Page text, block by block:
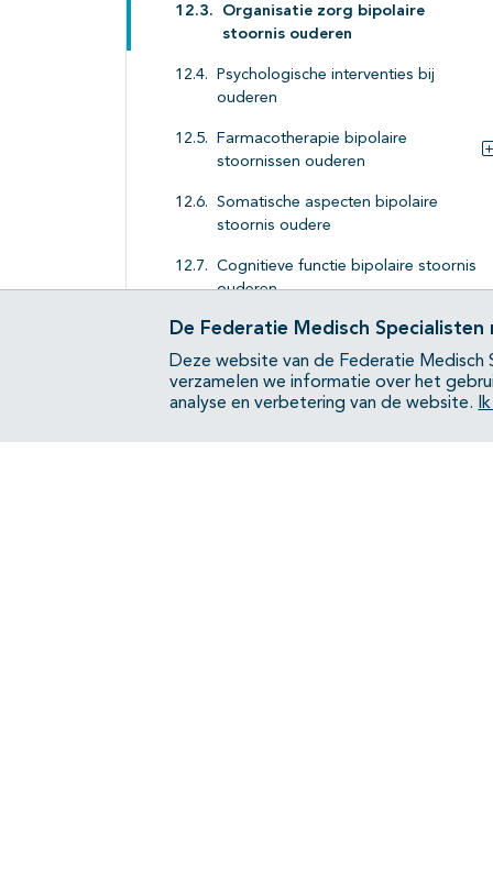
Organisatie zorg bipolaire
stoornis ouderen
Psychologische interventies bij
ouderen
Farmacotherapie bipolaire
stoornissen ouderen
Somatische aspecten bipolaire
stoornis oudere
Cognitieve functie bipolaire stoornis
ouderen
Bijlagen
De Federatie Medisch
Deze website van de Federatie Medisch
verzamelen we informatie over het
analyse en verbetering van de website.